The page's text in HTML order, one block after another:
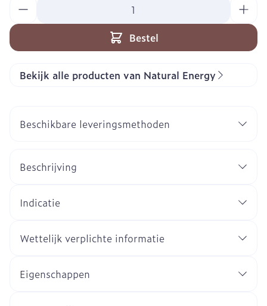
Bestel
Bekijk alle producten van Natural Energy
Beschikbare leveringsmethoden
Beschrijving
Indicatie
Wettelijk verplichte informatie
Eigenschappen